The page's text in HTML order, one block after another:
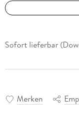
Sofort lieferbar
Merken